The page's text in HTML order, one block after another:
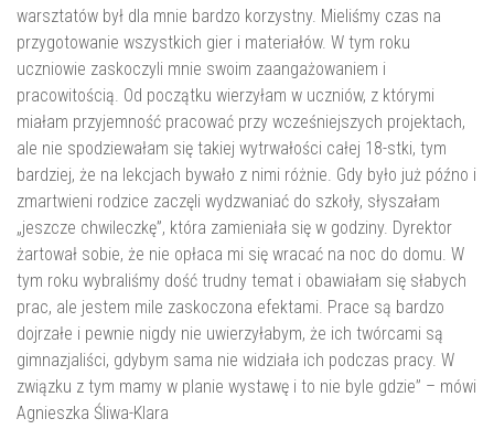
warsztatów był dla mnie bardzo korzystny. Mieliśmy czas na
przygotowanie wszystkich gier i materiałów. W tym roku
uczniowie zaskoczyli mnie swoim zaangażowaniem i
pracowitością. Od początku wierzyłam w uczniów, z którymi
miałam przyjemność pracować przy wcześniejszych projektach,
ale nie spodziewałam się takiej wytrwałości całej 18-stki, tym
bardziej, że na lekcjach bywało z nimi różnie. Gdy było już późno i
zmartwieni rodzice zaczęli wydzwaniać do szkoły, słyszałam
„jeszcze chwileczkę”, która zamieniała się w godziny. Dyrektor
żartował sobie, że nie opłaca mi się wracać na noc do domu. W
tym roku wybraliśmy dość trudny temat i obawiałam się słabych
prac, ale jestem mile zaskoczona efektami. Prace są bardzo
dojrzałe i pewnie nigdy nie uwierzyłabym, że ich twórcami są
gimnazjaliści, gdybym sama nie widziała ich podczas pracy. W
związku z tym mamy w planie wystawę i to nie byle gdzie” – mówi
Agnieszka Śliwa-Klara